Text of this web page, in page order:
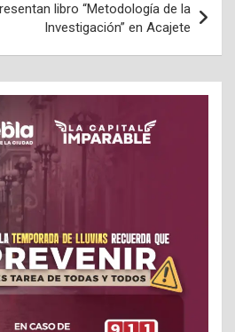
libro “Metodología de la
Investigación” en Acajete